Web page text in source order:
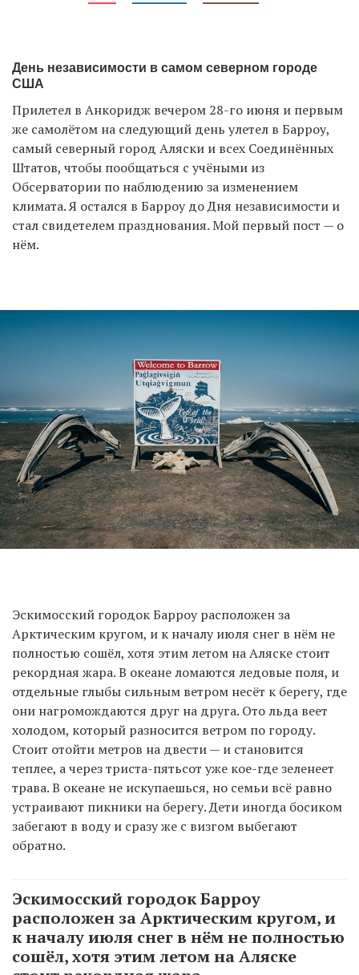
День независимости в самом северном городе
США
Прилетел в Анкоридж вечером 28-го июня и первым
же самолётом на следующий день улетел в Барроу,
самый северный город Аляски и всех Соединённых
Штатов, чтобы пообщаться с учёными из
Обсерватории по наблюдению за изменением
климата. Я остался в Барроу до Дня независимости и
стал свидетелем празднования. Мой первый пост — о
нём.
Эскимосский городок Барроу расположен за
Арктическим кругом, и к началу июля снег в нём не
полностью сошёл, хотя этим летом на Аляске стоит
рекордная жара. В океане ломаются ледовые поля, и
отдельные глыбы сильным ветром несёт к берегу, где
они нагромождаются друг на друга. Ото льда веет
холодом, который разносится ветром по городу.
Стоит отойти метров на двести — и становится
теплее, а через триста-пятьсот уже кое-где зеленеет
трава. В океане не искупаешься, но семьи всё равно
устраивают пикники на берегу. Дети иногда босиком
забегают в воду и сразу же с визгом выбегают
обратно.
Эскимосский городок Барроу
расположен за Арктическим кругом, и
к началу июля снег в нём не полностью
сошёл, хотя этим летом на Аляске